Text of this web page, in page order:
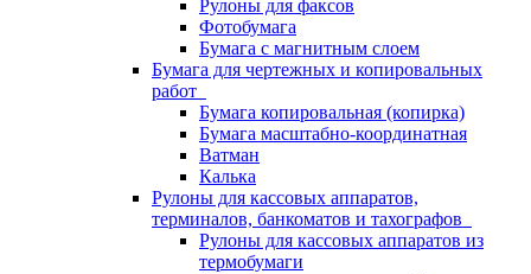
Рулоны для факсов
Фотобумага
Бумага с магнитным слоем
Бумага для чертежных и копировальных
работ
Бумага копировальная (копирка)
Бумага масштабно-координатная
Ватман
Калька
Рулоны для кассовых аппаратов,
терминалов, банкоматов и тахографов
Рулоны для кассовых аппаратов из
термобумаги